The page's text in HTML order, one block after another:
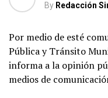
By Redacción
Por medio de esté
Pública y Tránsito
informa a la opinión
medios de